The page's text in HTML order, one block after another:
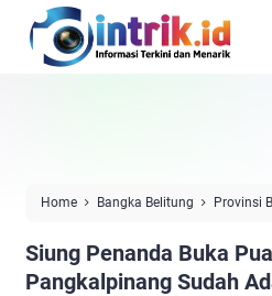
Home Bangka Belitung Provinsi
Masehi
Siung Penanda Buka
Pangkalpinang Sudah